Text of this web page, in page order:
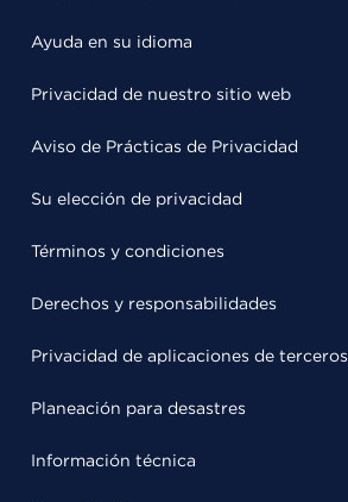
Ayuda en su idioma
Privacidad de nuestro sitio web
Aviso de Prácticas de Privacidad
Su elección de privacidad
Términos y condiciones
Derechos y responsabilidades
Privacidad de aplicaciones de terceros
Planeación para desastres
Información técnica